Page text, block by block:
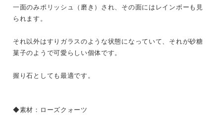
一面のみポリッシュ（磨き）され、その面にはレインボーも見
られます。
それ以外はすりガラスのような状態になっていて、それが砂糖
菓子のようで可愛らしい個体です。
握り石としても最適です。
◆素材：ローズクォーツ